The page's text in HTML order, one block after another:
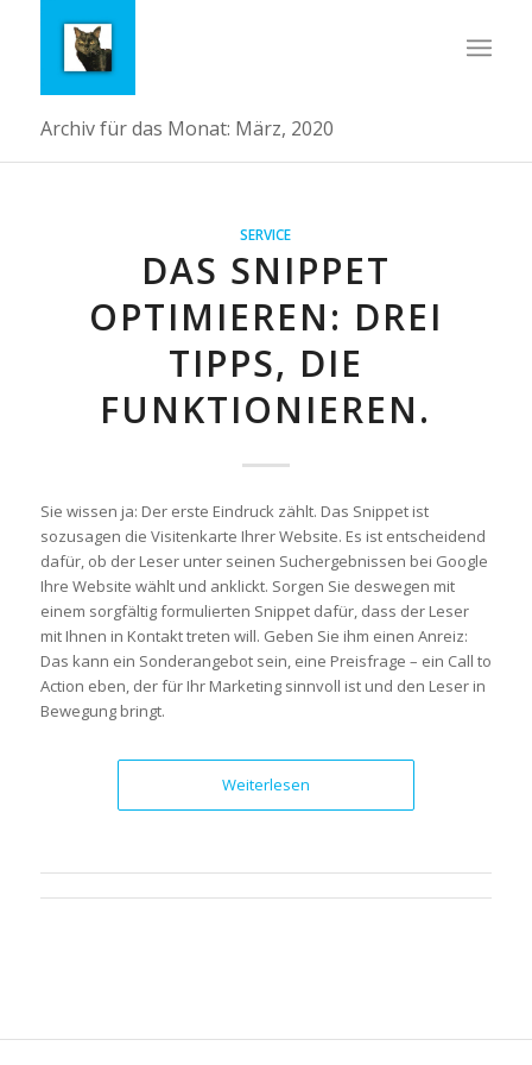
Archiv für das Monat: März, 2020
SERVICE
DAS SNIPPET
OPTIMIEREN: DREI
TIPPS, DIE
FUNKTIONIEREN.
Sie wissen ja: Der erste Eindruck zählt. Das Snippet ist
sozusagen die Visitenkarte Ihrer Website. Es ist entscheidend
dafür, ob der Leser unter seinen Suchergebnissen bei Google
Ihre Website wählt und anklickt. Sorgen Sie deswegen mit
einem sorgfältig formulierten Snippet dafür, dass der Leser
mit Ihnen in Kontakt treten will. Geben Sie ihm einen Anreiz:
Das kann ein Sonderangebot sein, eine Preisfrage – ein Call to
Action eben, der für Ihr Marketing sinnvoll ist und den Leser in
Bewegung bringt.
Weiterlesen